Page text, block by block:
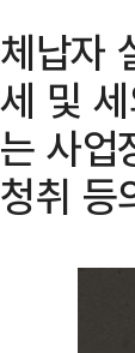
체납자
세 및
는 사업
청취 등